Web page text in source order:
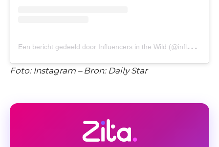
E
en bericht gedeeld door Influencers in the Wild (@influencersinthewild)
Foto: Instagram – Bron: Daily Star